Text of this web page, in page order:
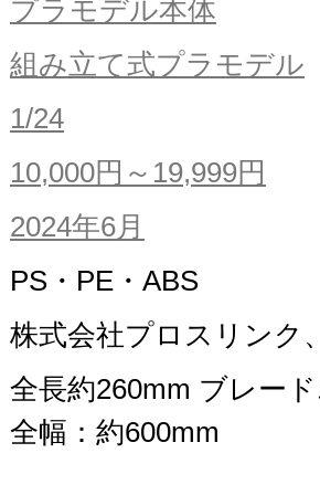
プラモデル本体
組み立て式プラモデル
1/24
10,000円～19,999円
2024年6月
PS・PE・ABS
株式会社プロスリンク
全長約260mm ブレー
全幅：約600mm